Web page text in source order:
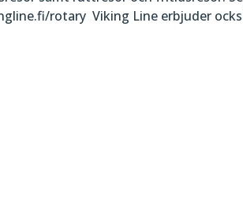
rotary Viking Line erbjuder